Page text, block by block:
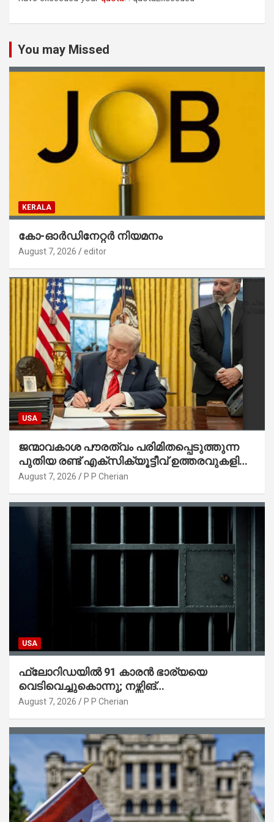
You may Missed
KERALA
കോ-ഓർഡിനേറ്റർ നിയമനം
August 7, 2026 editor
USA
ജന്മാവകാശ പൗരത്വം പരിമിതപ്പെടുത്തുന്ന
പുതിയ രണ്ട് എക്സിക്യൂട്ടീവ് ഉത്തരവുകളിൽ
ട്രംപ് ഒപ്പുവെച്ചു
August 7, 2026 P P Cherian
USA
ഫ്ലോറിഡയിൽ 91 കാരൻ ഭാര്യയെ
വെടിവെച്ചുകൊന്നു; നഴ്സിങ്
ഹോമിലാക്കില്ലെന്ന് നൽകിയ വാഗ്ദാനം
August 7, 2026 P P Cherian